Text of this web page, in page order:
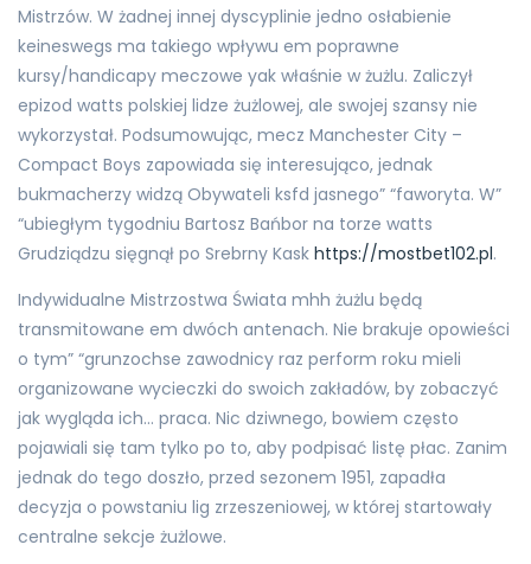
Mistrzów. W żadnej innej dyscyplinie jedno osłabienie
keineswegs ma takiego wpływu em poprawne
kursy/handicapy meczowe yak właśnie w żużlu. Zaliczył
epizod watts polskiej lidze żużlowej, ale swojej szansy nie
wykorzystał. Podsumowując, mecz Manchester City –
Compact Boys zapowiada się interesująco, jednak
bukmacherzy widzą Obywateli ksfd jasnego” “faworyta. W”
“ubiegłym tygodniu Bartosz Bańbor na torze watts
Grudziądzu sięgnął po Srebrny Kask https://mostbet102.pl.
Indywidualne Mistrzostwa Świata mhh żużlu będą
transmitowane em dwóch antenach. Nie brakuje opowieści
o tym” “grunzochse zawodnicy raz perform roku mieli
organizowane wycieczki do swoich zakładów, by zobaczyć
jak wygląda ich… praca. Nic dziwnego, bowiem często
pojawiali się tam tylko po to, aby podpisać listę płac. Zanim
jednak do tego doszło, przed sezonem 1951, zapadła
decyzja o powstaniu lig zrzeszeniowej, w której startowały
centralne sekcje żużlowe.